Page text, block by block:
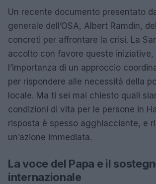
Un recente documento presentato
generale dell’OSA, Albert Ramdin,
concreti per affrontare la crisi. La
accolto con favore queste
l’importanza di un approccio
per rispondere alle necessità della
locale. Ma ti sei mai chiesto quali
condizioni di vita per le persone in
risposta è spesso agghiacciante, e
un’azione immediata.
La voce del Papa e il
internazionale